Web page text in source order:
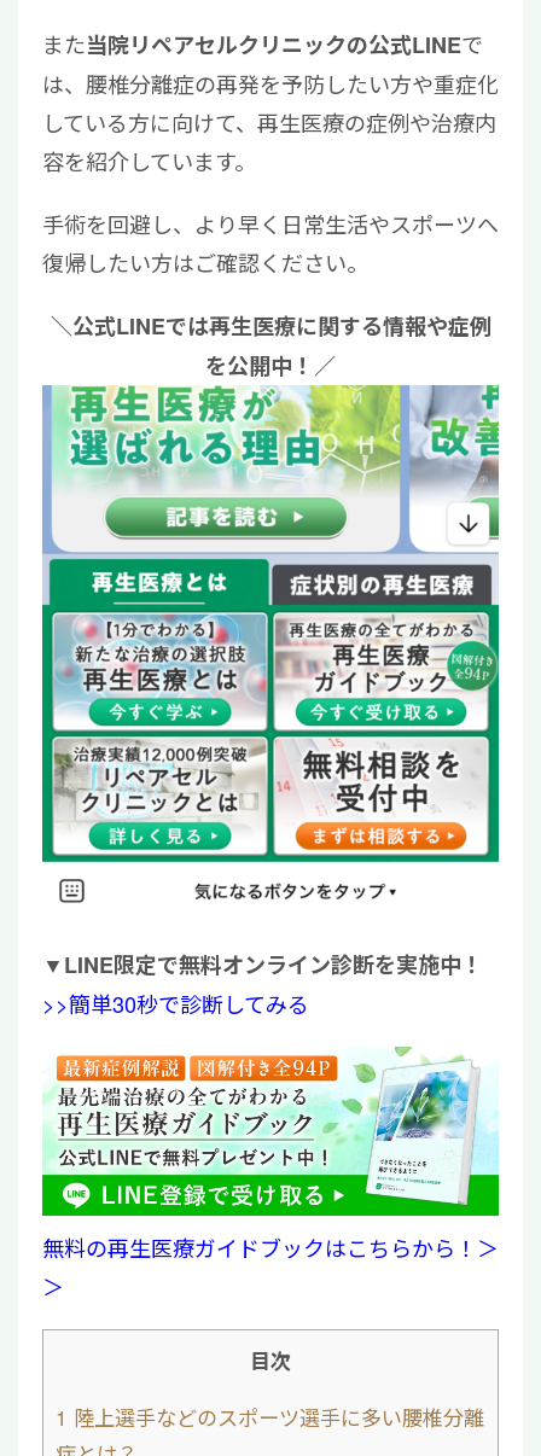
また当院リペアセルクリニックの公式LINEで
は、腰椎分離症の再発を予防したい方や重症化
している方に向けて、再生医療の症例や治療内
容を紹介しています。
手術を回避し、より早く日常生活やスポーツへ
復帰したい方はご確認ください。
＼公式LINEでは再生医療に関する情報や症例
を公開中！／
▼LINE限定で無料オンライン診断を実施中！
>>簡単30秒で診断してみる
無料の再生医療ガイドブックはこちらから！＞
＞
目次
1 陸上選手などのスポーツ選手に多い腰椎分離